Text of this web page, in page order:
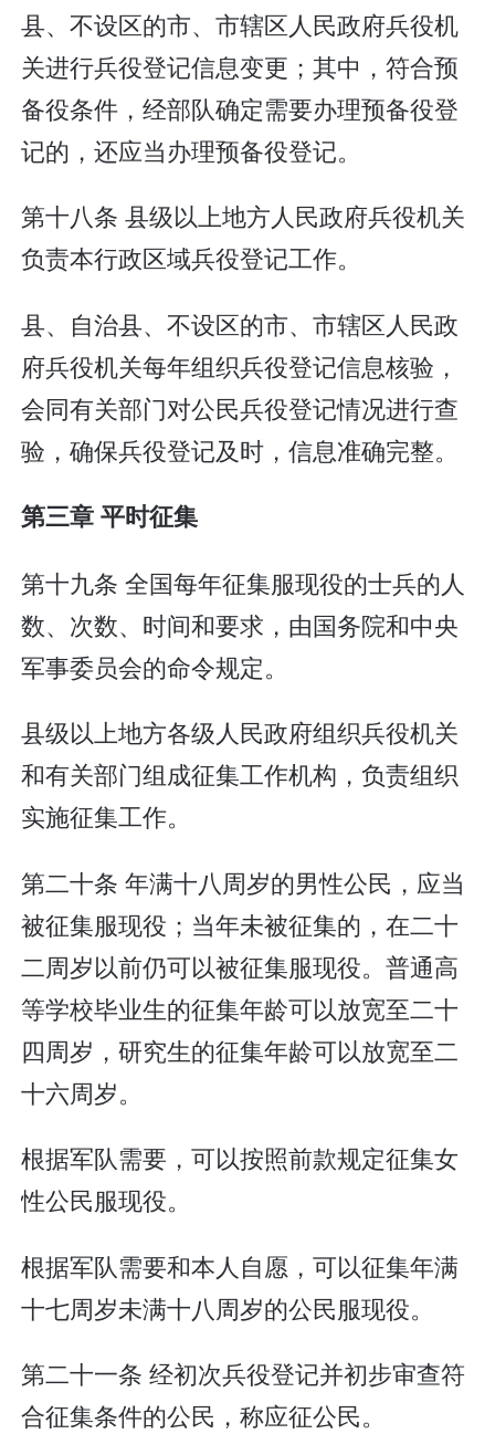
县、不设区的市、市辖区人民政府兵役机
关进行兵役登记信息变更；其中，符合预
备役条件，经部队确定需要办理预备役登
记的，还应当办理预备役登记。
第十八条 县级以上地方人民政府兵役机关
负责本行政区域兵役登记工作。
县、自治县、不设区的市、市辖区人民政
府兵役机关每年组织兵役登记信息核验，
会同有关部门对公民兵役登记情况进行查
验，确保兵役登记及时，信息准确完整。
第三章 平时征集
第十九条 全国每年征集服现役的士兵的人
数、次数、时间和要求，由国务院和中央
军事委员会的命令规定。
县级以上地方各级人民政府组织兵役机关
和有关部门组成征集工作机构，负责组织
实施征集工作。
第二十条 年满十八周岁的男性公民，应当
被征集服现役；当年未被征集的，在二十
二周岁以前仍可以被征集服现役。普通高
等学校毕业生的征集年龄可以放宽至二十
四周岁，研究生的征集年龄可以放宽至二
十六周岁。
根据军队需要，可以按照前款规定征集女
性公民服现役。
根据军队需要和本人自愿，可以征集年满
十七周岁未满十八周岁的公民服现役。
第二十一条 经初次兵役登记并初步审查符
合征集条件的公民，称应征公民。